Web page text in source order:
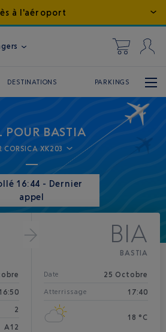
à l'aéroport
DESTINATIONS PARKINGS
POUR BASTIA
CORSICA XK203
16:44 - Dernier
appel
16:50
2
A12
BIA
BASTIA
Date 25 Octobre
Atterrissage 17:40
18 °C